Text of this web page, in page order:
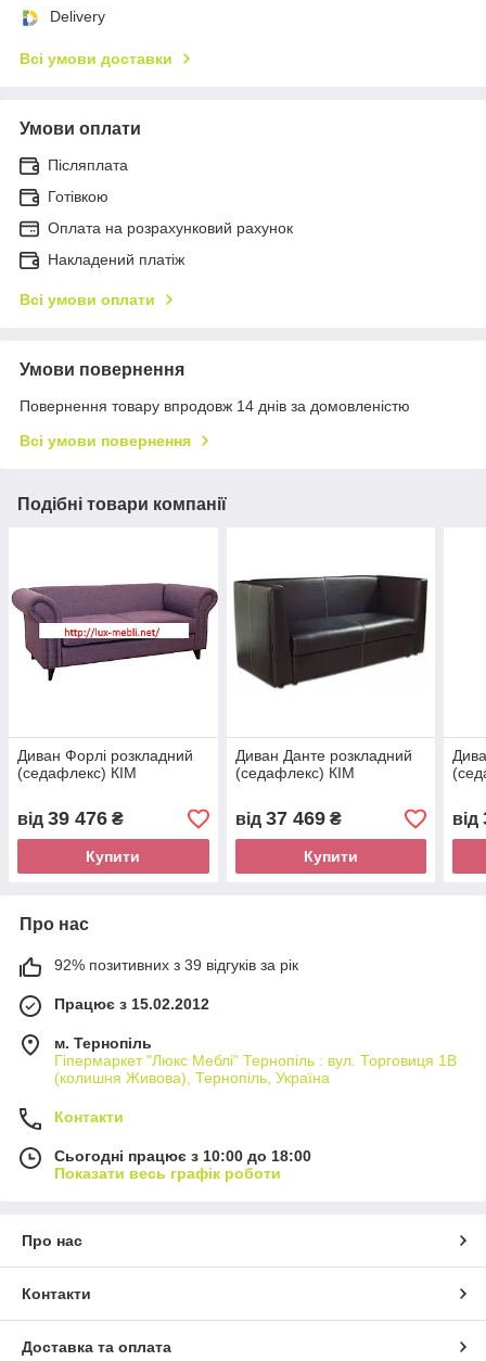
Delivery
Всі умови доставки
Умови оплати
Післяплата
Готівкою
Оплата на розрахунковий рахунок
Накладений платіж
Всі умови оплати
Умови повернення
Повернення товару впродовж 14 днів за домовленістю
Всі умови повернення
Подібні товари компанії
Диван Форлі розкладний
(седафлекс) КІМ
від 39 476 ₴
Купити
Диван Данте розкладний
(седафлекс) КІМ
від 37 469₴
Купити
від
Про нас
92% позитивних з 39 відгуків за рік
Працює з 15.02.2012
м. Тернопіль
Гіпермаркет "Люкс Меблі" Тернопіль : вул. Торговиця 1В
(колишня Живова), Тернопіль, Україна
Контакти
Сьогодні працює з 10:00 до 18:00
Показати весь графік роботи
Про нас
Контакти
Доставка та оплата